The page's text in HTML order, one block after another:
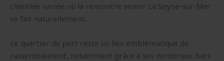
clientèle variée où la rencontre senior La Seyne-sur-Mer
se fait naturellement.
Le quartier du port reste un lieu emblématique de
rassemblement, notamment grâce à ses nombreux bars